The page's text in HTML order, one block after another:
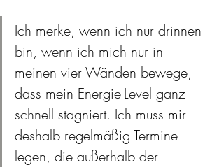
Ich merke, wenn ich nur drinnen
bin, wenn ich mich nur in
meinen vier Wänden bewege,
dass mein Energie-Level ganz
schnell stagniert. Ich muss mir
deshalb regelmäßig Termine
legen, die außerhalb der